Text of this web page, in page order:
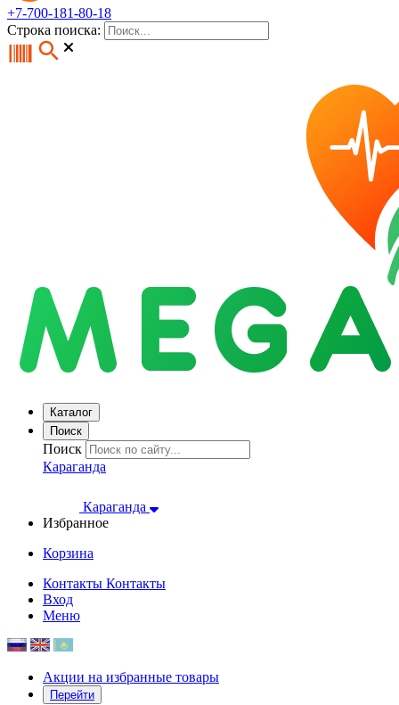
+7-700-181-80-18
Строка поиска:
Каталог
Поиск
Поиск
Караганда
Караганда
Избранное
Корзина
Контакты Контакты
Вход
Меню
Акции на избранные товары
Перейти